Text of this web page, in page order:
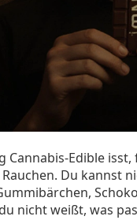
Cannabis-Edible
Du kannst
nicht weißt, was